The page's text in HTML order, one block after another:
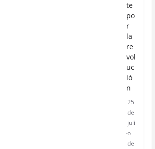
te
po
r
la
re
vol
uc
ió
n
25
de
juli
o
de